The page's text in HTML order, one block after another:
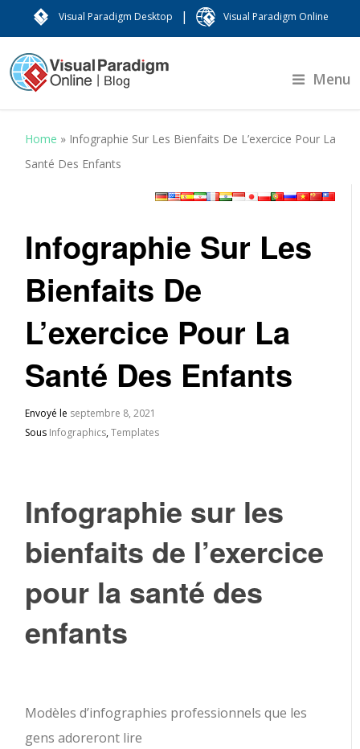
Visual Paradigm Desktop | Visual Paradigm Online
Menu
Home » Infographie Sur Les Bienfaits De L’exercice Pour La
Santé Des Enfants
Infographie Sur Les
Bienfaits De
L’exercice Pour La
Santé Des Enfants
Envoyé le septembre 8, 2021
Sous Infographics,Templates
Infographie sur les
bienfaits de l’exercice
pour la santé des
enfants
Modèles d’infographies professionnels que les
gens adoreront lire